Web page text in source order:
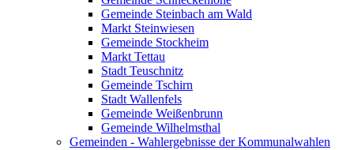
Gemeinde Steinbach am Wald
Markt Steinwiesen
Gemeinde Stockheim
Markt Tettau
Stadt Teuschnitz
Gemeinde Tschirn
Stadt Wallenfels
Gemeinde Weißenbrunn
Gemeinde Wilhelmsthal
Gemeinden - Wahlergebnisse der Kommunalwahlen